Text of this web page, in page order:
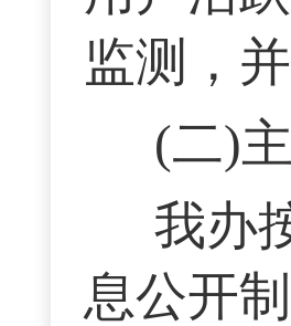
监测，
(二)
我办
息公开